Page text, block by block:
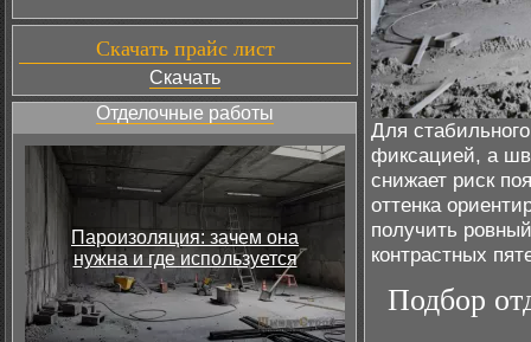
Скачать прайс лист
Скачать
Отделочные работы
Пароизоляция: зачем она
нужна и где используется
Для
фиксацией, а
снижает риск
оттенка
получить
контрастных
Подбор